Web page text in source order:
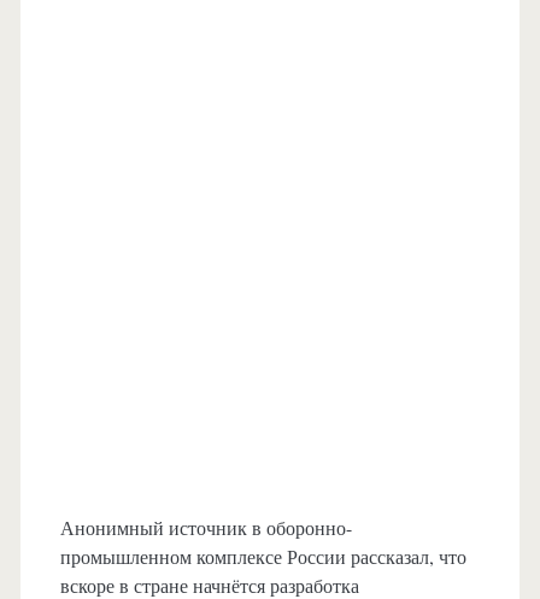
Анонимный источник в оборонно-
промышленном комплексе России рассказал, что
вскоре в стране начнётся разработка